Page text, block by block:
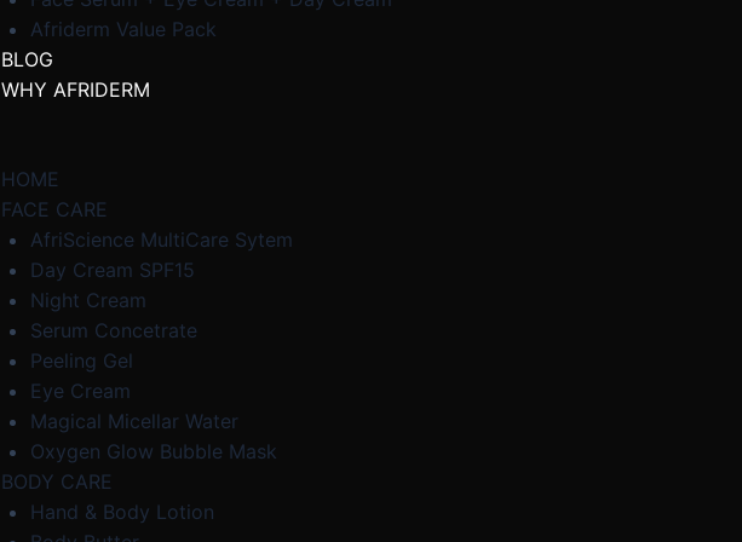
Afriderm Value Pack
BLOG
WHY AFRIDERM
HOME
FACE CARE
AfriScience MultiCare Sytem
Day Cream SPF15
Night Cream
Serum Concetrate
Peeling Gel
Eye Cream
Magical Micellar Water
Oxygen Glow Bubble Mask
BODY CARE
Hand & Body Lotion